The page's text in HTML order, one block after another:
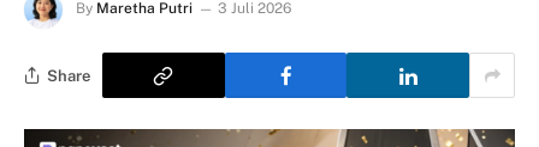
By Maretha Putri 3 Juli 2026
Share